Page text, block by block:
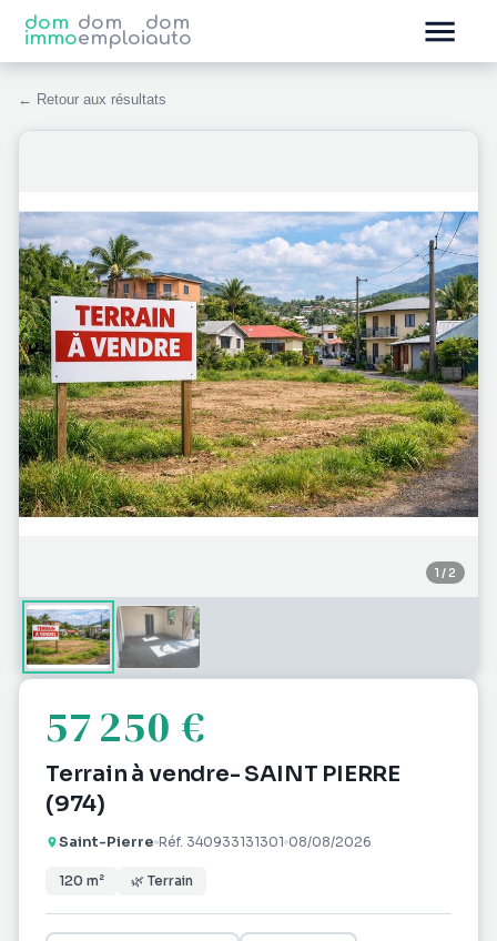
dom
immo
dom
emploi
dom
auto
← Retour aux résultats
1 /2
57 250 €
Terrain à vendre- SAINT PIERRE
(974)
Saint-Pierre Réf. 340933131301 08/08/2026
120 m² 🌿 Terrain